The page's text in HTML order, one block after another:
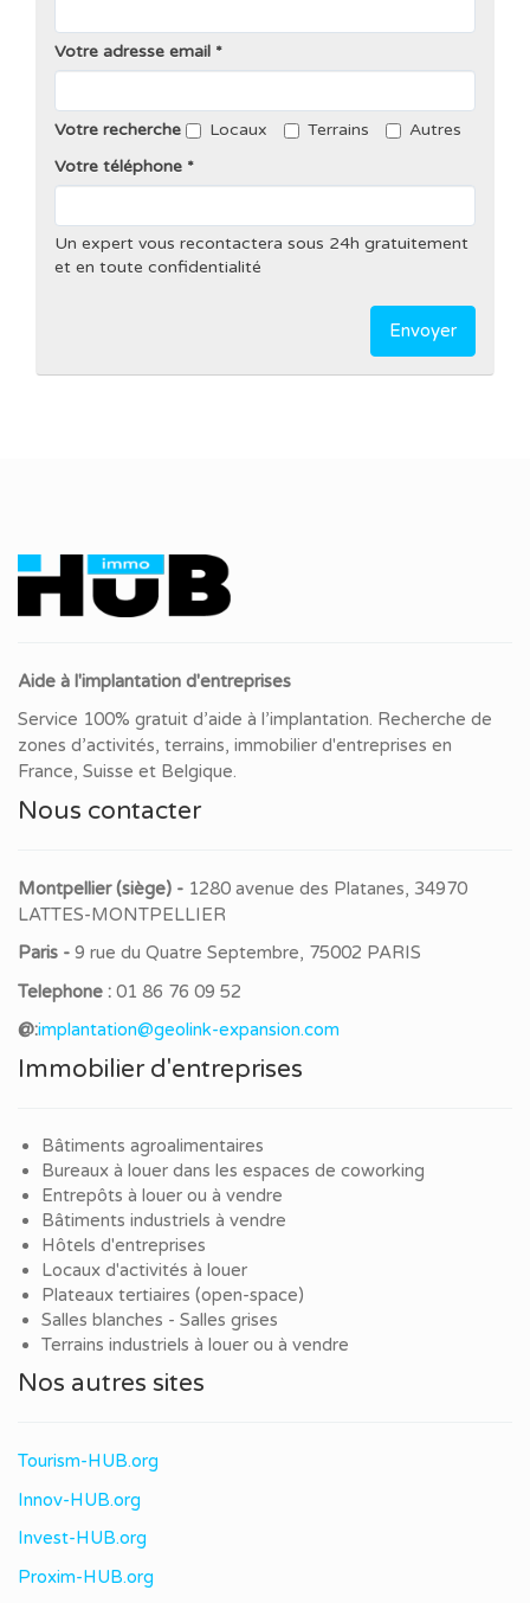
Votre adresse email
Votre recherche Locaux Terrains
Autres
Votre téléphone
Un expert vous recontactera sous 24h gratuitement
et en toute confidentialité
Envoyer
Aide à l'implantation d'entreprises
Service 100% gratuit d’aide à l’implantation. Recherche de
zones d’activités, terrains, immobilier d'entreprises en
France, Suisse et Belgique.
Nous contacter
Montpellier (siège) - 1280 avenue des Platanes, 34970
LATTES-MONTPELLIER
Paris - 9 rue du Quatre Septembre, 75002 PARIS
Telephone : 01 86 76 09 52
@:implantation@geolink-expansion.com
Immobilier d'entreprises
Bâtiments agroalimentaires
Bureaux à louer dans les espaces de coworking
Entrepôts à louer ou à vendre
Bâtiments industriels à vendre
Hôtels d'entreprises
Locaux d'activités à louer
Plateaux tertiaires (open-space)
Salles blanches - Salles grises
Terrains industriels à louer ou à vendre
Nos autres sites
Tourism-HUB.org
Innov-HUB.org
Invest-HUB.org
Proxim-HUB.org